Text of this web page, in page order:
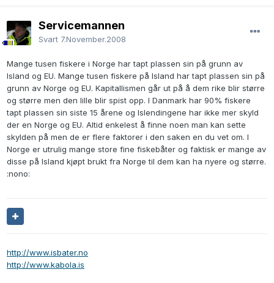
Servicemannen
Svart 7.November.2008
Mange tusen fiskere i Norge har tapt plassen sin på grunn av
Island og EU. Mange tusen fiskere på Island har tapt plassen sin på
grunn av Norge og EU. Kapitallismen går ut på å dem rike blir større
og større men den lille blir spist opp. I Danmark har 90% fiskere
tapt plassen sin siste 15 årene og Islendingene har ikke mer skyld
der en Norge og EU. Altid enkelest å finne noen man kan sette
skylden på men de er flere faktorer i den saken en du vet om. I
Norge er utrulig mange store fine fiskebåter og faktisk er mange av
disse på Island kjøpt brukt fra Norge til dem kan ha nyere og større.
:nono:
http://www.isbater.no
http://www.kabola.is